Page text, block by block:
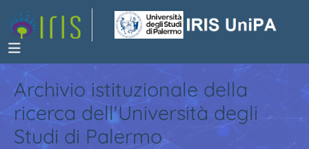
Archivio istituzionale della
ricerca dell'Università degli
Studi di Palermo